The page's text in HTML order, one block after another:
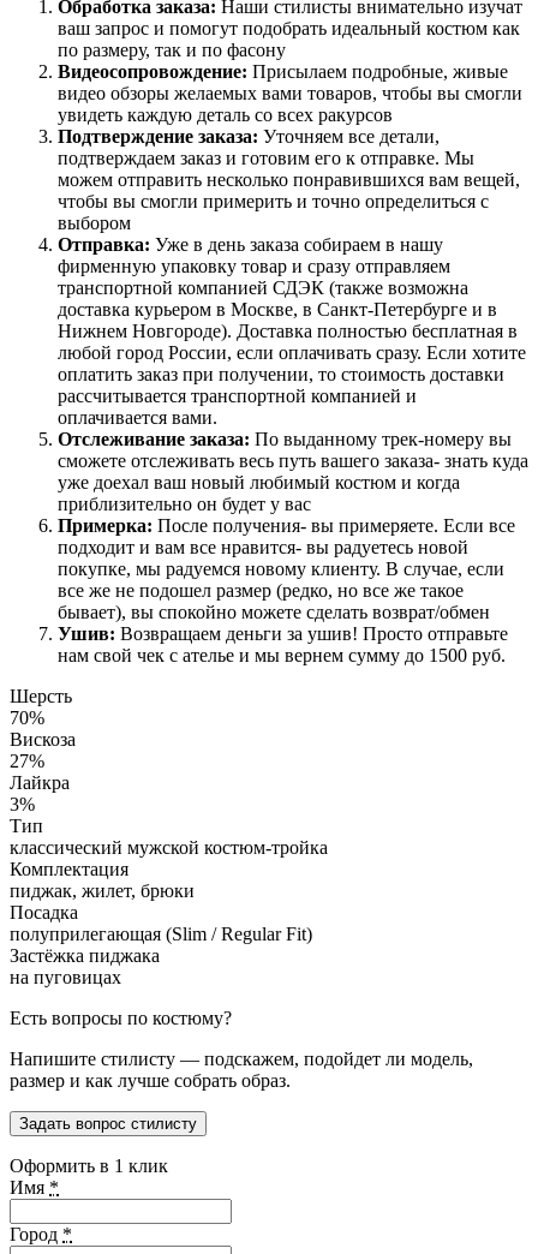
Обработка заказа: Наши стилисты внимательно изучат
ваш запрос и помогут подобрать идеальный костюм как
по размеру, так и по фасону
Видеосопровождение: Присылаем подробные, живые
видео обзоры желаемых вами товаров, чтобы вы смогли
увидеть каждую деталь со всех ракурсов
Подтверждение заказа: Уточняем все детали,
подтверждаем заказ и готовим его к отправке. Мы
можем отправить несколько понравившихся вам вещей,
чтобы вы смогли примерить и точно определиться с
выбором
Отправка: Уже в день заказа собираем в нашу
фирменную упаковку товар и сразу отправляем
транспортной компанией СДЭК (также возможна
доставка курьером в Москве, в Санкт-Петербурге и в
Нижнем Новгороде). Доставка полностью бесплатная в
любой город России, если оплачивать сразу. Если хотите
оплатить заказ при получении, то стоимость доставки
рассчитывается транспортной компанией и
оплачивается вами.
Отслеживание заказа: По выданному трек-номеру вы
сможете отслеживать весь путь вашего заказа- знать куда
уже доехал ваш новый любимый костюм и когда
приблизительно он будет у вас
Примерка: После получения- вы примеряете. Если все
подходит и вам все нравится- вы радуетесь новой
покупке, мы радуемся новому клиенту. В случае, если
все же не подошел размер (редко, но все же такое
бывает), вы спокойно можете сделать возврат/обмен
Ушив: Возвращаем деньги за ушив! Просто отправьте
нам свой чек с ателье и мы вернем сумму до 1500 руб.
Шерсть
70%
Вискоза
27%
Лайкра
3%
Тип
классический мужской костюм-тройка
Комплектация
пиджак, жилет, брюки
Посадка
полуприлегающая (Slim / Regular Fit)
Застёжка пиджака
на пуговицах
Есть вопросы по костюму?
Напишите стилисту — подскажем, подойдет ли модель,
размер и как лучше собрать образ.
Задать вопрос стилисту
Оформить в 1 клик
Имя *
Город *